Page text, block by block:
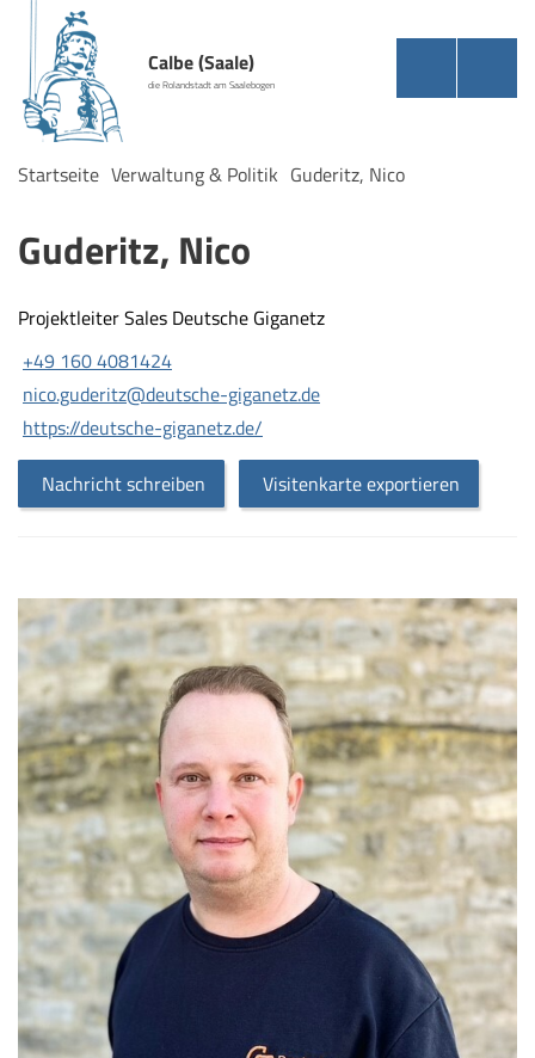
Calbe (Saale)
die Rolandstadt am Saalebogen
Startseite Verwaltung & Politik Guderitz, Nico
Guderitz, Nico
Projektleiter Sales Deutsche Giganetz
+49 160 4081424
nico.guderitz@deutsche-giganetz.de
https://deutsche-giganetz.de/
Nachricht schreiben
Visitenkarte exportieren